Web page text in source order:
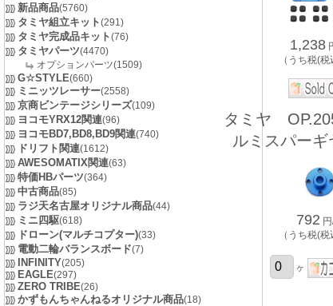
新品商品(5760)
タミヤ組立キット(291)
タミヤ完成品キット(76)
タミヤパーツ(4470)
オプションパーツ(1509)
G☆STYLE(660)
ミニッツレーサー(2558)
京商ビンテージシリーズ(109)
ヨコモYRX12関連(96)
ヨコモBD7,BD8,BD9関連(740)
ドリフト関連(1612)
AWESOMATIX関連(63)
特価HBパーツ(364)
中古商品(85)
ラジ天名古屋オリジナル商品(44)
ミニ四駆(618)
ドローン(マルチコプター)(33)
電動二輪バランスボード(7)
INFINITY(205)
EAGLE(297)
ZERO TRIBE(26)
かずもんちゃんねるオリジナル商品(18)
1,238
（うち税(税
タミヤ
ルミスパー
792
（うち税(税
ヶ